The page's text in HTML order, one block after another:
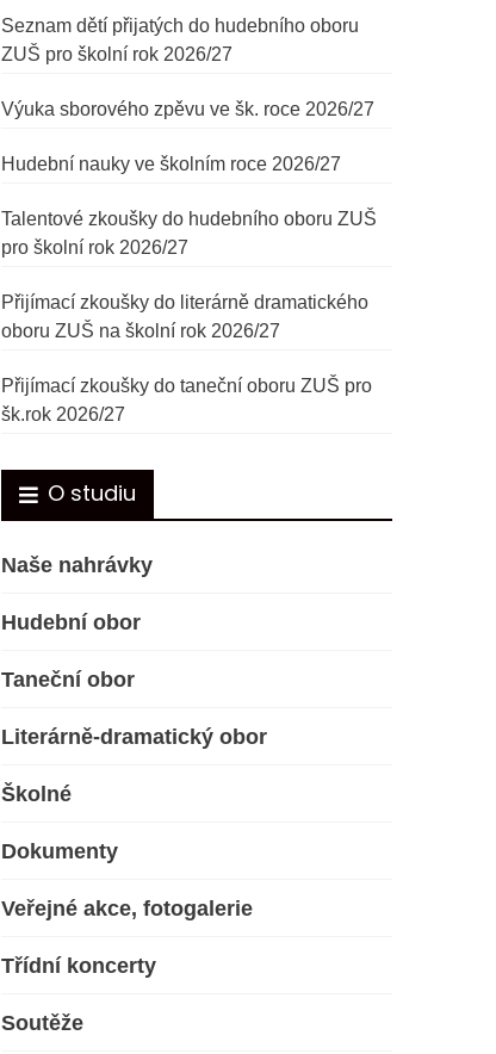
Seznam dětí přijatých do hudebního oboru
ZUŠ pro školní rok 2026/27
Výuka sborového zpěvu ve šk. roce 2026/27
Hudební nauky ve školním roce 2026/27
Talentové zkoušky do hudebního oboru ZUŠ
pro školní rok 2026/27
Přijímací zkoušky do literárně dramatického
oboru ZUŠ na školní rok 2026/27
Přijímací zkoušky do taneční oboru ZUŠ pro
šk.rok 2026/27
O studiu
Naše nahrávky
Hudební obor
Taneční obor
Literárně-dramatický obor
Školné
Dokumenty
Veřejné akce, fotogalerie
Třídní koncerty
Soutěže